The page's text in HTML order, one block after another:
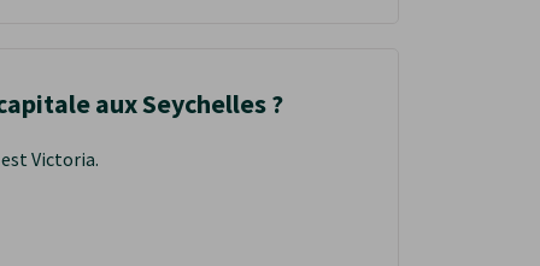
aux Seychelles ?
Victoria.